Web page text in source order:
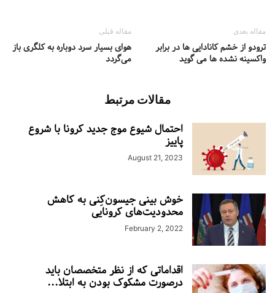
مقاله قبلی
هوای بسیار سرد دوباره به کلگری باز
می‌گردد
مقاله بعدی
ترودو از خشم کانادایی ها در برابر
واکسینه نشده ها می گوید
مقالات مرتبط
احتمال شیوع موج جدید کرونا با شروع
پاییز
August 21, 2023
خوش بینی جیسون‌کِنی به کاهش
محدودیت‌های کرونایی
February 2, 2022
اقداماتی که از نظر متخصصان باید
درصورت مشکوک بودن به ابتلا...